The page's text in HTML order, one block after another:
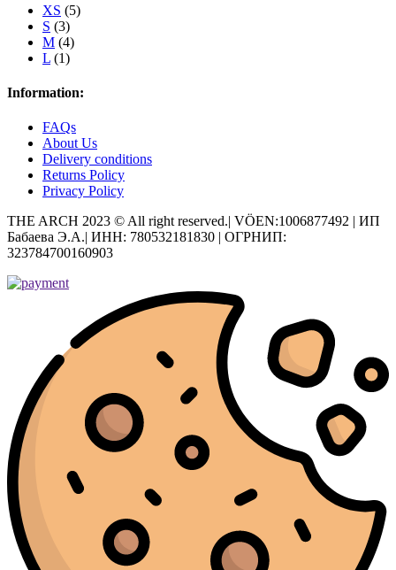
XS (5)
S (3)
M (4)
L (1)
Information:
FAQs
About Us
Delivery conditions
Returns Policy
Privacy Policy
THE ARCH 2023 © All right reserved.| VÖEN:1006877492 | ИП
Бабаева Э.А.| ИНН: 780532181830 | ОГРНИП:
323784700160903